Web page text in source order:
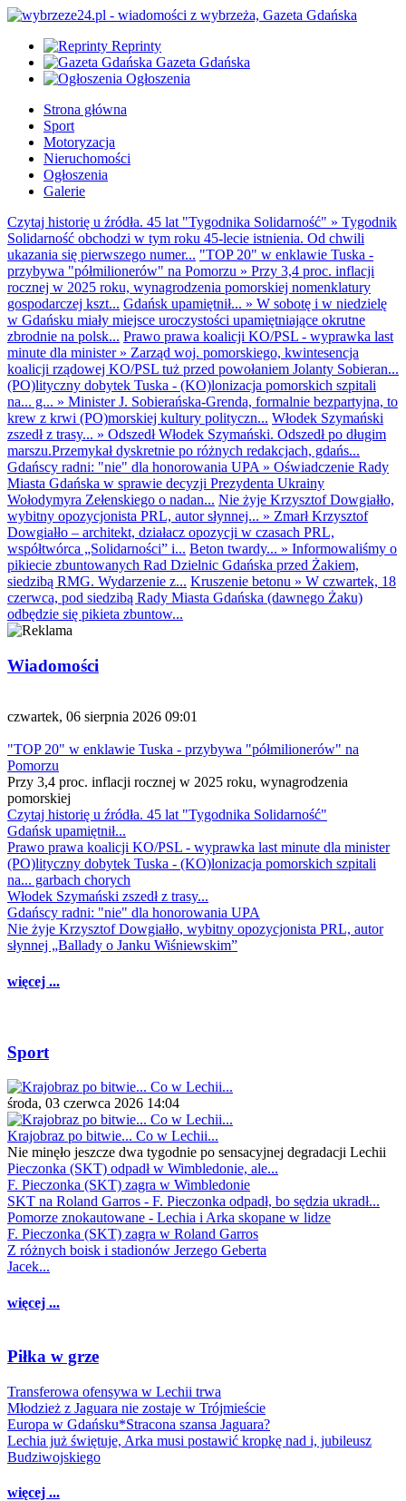
Reprinty
Gazeta Gdańska
Ogłoszenia
Strona główna
Sport
Motoryzacja
Nieruchomości
Ogłoszenia
Galerie
Czytaj historię u źródła. 45 lat "Tygodnika Solidarność" » Tygodnik
Solidarność obchodzi w tym roku 45-lecie istnienia. Od chwili
ukazania się pierwszego numer... "TOP 20" w enklawie Tuska -
przybywa "półmilionerów" na Pomorzu » Przy 3,4 proc. inflacji
rocznej w 2025 roku, wynagrodzenia pomorskiej nomenklatury
gospodarczej kszt... Gdańsk upamiętnił... » W sobotę i w niedzielę
w Gdańsku miały miejsce uroczystości upamiętniające okrutne
zbrodnie na polsk... Prawo prawa koalicji KO/PSL - wyprawka last
minute dla minister» Zarząd woj. pomorskiego, kwintesencja
koalicji rządowej KO/PSL tuż przed powołaniem Jolanty Sobieran...
(PO)lityczny dobytek Tuska - (KO)lonizacja pomorskich szpitali
na... g... » Minister J. Sobierańska-Grenda, formalnie bezpartyjna, to
krew z krwi (PO)morskiej kultury polityczn... Włodek Szymański
zszedł z trasy... » Odszedł Włodek Szymański. Odszedł po długim
marszu.Przemykał dyskretnie po różnych redakcjach, gdańs...
Gdańscy radni: "nie" dla honorowania UPA » Oświadczenie Rady
Miasta Gdańska w sprawie decyzji Prezydenta Ukrainy
Wołodymyra Zełenskiego o nadan... Nie żyje Krzysztof Dowgiałło,
wybitny opozycjonista PRL, autor słynnej... » Zmarł Krzysztof
Dowgiałło – architekt, działacz opozycji w czasach PRL,
współtwórca „Solidarności” i... Beton twardy... » Informowaliśmy o
pikiecie zbuntowanych Rad Dzielnic Gdańska przed Żakiem,
siedzibą RMG. Wydarzenie z... Kruszenie betonu » W czwartek, 18
czerwca, pod siedzibą Rady Miasta Gdańska (dawnego Żaku)
odbędzie się pikieta zbuntow...
Wiadomości
czwartek, 06 sierpnia 2026 09:01
"TOP 20" w enklawie Tuska - przybywa "półmilionerów" na
Pomorzu
Przy 3,4 proc. inflacji rocznej w 2025 roku, wynagrodzenia
pomorskiej
Czytaj historię u źródła. 45 lat "Tygodnika Solidarność"
Gdańsk upamiętnił...
Prawo prawa koalicji KO/PSL - wyprawka last minute dla minister
(PO)lityczny dobytek Tuska - (KO)lonizacja pomorskich szpitali
na... garbach chorych
Włodek Szymański zszedł z trasy...
Gdańscy radni: "nie" dla honorowania UPA
Nie żyje Krzysztof Dowgiałło, wybitny opozycjonista PRL, autor
słynnej „Ballady o Janku Wiśniewskim”
więcej ...
Sport
środa, 03 czerwca 2026 14:04
Krajobraz po bitwie... Co w Lechii...
Nie minęło jeszcze dwa tygodnie po sensacyjnej degradacji Lechii
Pieczonka (SKT) odpadł w Wimbledonie, ale...
F. Pieczonka (SKT) zagra w Wimbledonie
SKT na Roland Garros - F. Pieczonka odpadł, bo sędzia ukradł...
Pomorze znokautowane - Lechia i Arka skopane w lidze
F. Pieczonka (SKT) zagra w Roland Garros
Z różnych boisk i stadionów Jerzego Geberta
Jacek...
więcej ...
Piłka w grze
Transferowa ofensywa w Lechii trwa
Młodzież z Jaguara nie zostaje w Trójmieście
Europa w Gdańsku*Stracona szansa Jaguara?
Lechia już świętuje, Arka musi postawić kropkę nad i, jubileusz
Budziwojskiego
więcej ...